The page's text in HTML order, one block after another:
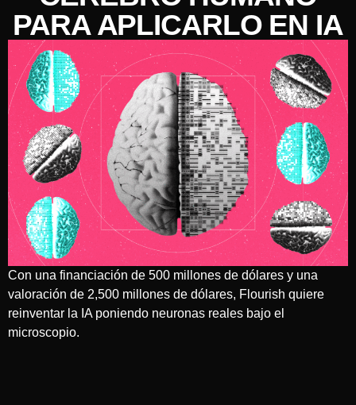
PARA APLICARLO EN IA
Con una financiación de 500 millones de dólares y una
valoración de 2,500 millones de dólares, Flourish quiere
reinventar la IA poniendo neuronas reales bajo el
microscopio.